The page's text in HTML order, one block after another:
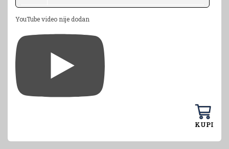
YouTube video nije dodan
KUPI